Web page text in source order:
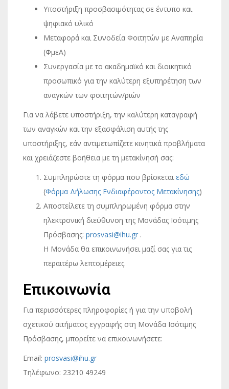
Υποστήριξη προσβασιμότητας σε έντυπο και
ψηφιακό υλικό
Μεταφορά και Συνοδεία Φοιτητών με Αναπηρία
(ΦμεΑ)
Συνεργασία με το ακαδημαϊκό και διοικητικό
προσωπικό για την καλύτερη εξυπηρέτηση των
αναγκών των φοιτητών/ριών
Για να λάβετε υποστήριξη, την καλύτερη καταγραφή
των αναγκών και την εξασφάλιση αυτής της
υποστήριξης, εάν αντιμετωπίζετε κινητικά προβλήματα
και χρειάζεστε βοήθεια με τη μετακίνησή σας:
Συμπληρώστε τη φόρμα που βρίσκεταιεδώ
(Φόρμα Δήλωσης Ενδιαφέροντος Μετακίνησης)
Αποστείλετε τη συμπληρωμένη φόρμα στην
ηλεκτρονική διεύθυνση της Μονάδας Ισότιμης
Πρόσβασης: prosvasi@ihu.gr .
Η Μονάδα θα επικοινωνήσει μαζί σας για τις
περαιτέρω λεπτομέρειες.
Επικοινωνία
Για περισσότερες πληροφορίες ή για την υποβολή
σχετικού αιτήματος εγγραφής στη Μονάδα Ισότιμης
Πρόσβασης, μπορείτε να επικοινωνήσετε:
Email: prosvasi@ihu.gr
Τηλέφωνο: 23210 49249